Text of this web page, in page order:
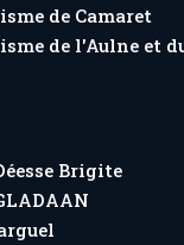
de Camaret
de l'Aulne et
Brigite